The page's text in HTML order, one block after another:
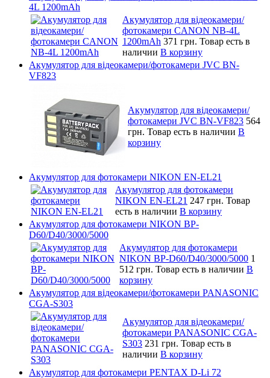
4L 1200mAh
Акумулятор для відеокамери/
фотокамери CANON NB-4L
1200mAh 371 грн. Товар есть в
наличии В корзину
Акумулятор для відеокамери/фотокамери JVC BN-
VF823
Акумулятор для відеокамери/
фотокамери JVC BN-VF823 564
грн. Товар есть в наличии В
корзину
Акумулятор для фотокамери NIKON EN-EL21
Акумулятор для фотокамери
NIKON EN-EL21 247 грн. Товар
есть в наличии В корзину
Акумулятор для фотокамери NIKON BP-
D60/D40/3000/5000
Акумулятор для фотокамери
NIKON BP-D60/D40/3000/5000 1
512 грн. Товар есть в наличии В
корзину
Акумулятор для відеокамери/фотокамери PANASONIC
CGA-S303
Акумулятор для відеокамери/
фотокамери PANASONIC CGA-
S303 231 грн. Товар есть в
наличии В корзину
Акумулятор для фотокамери PENTAX D-Li 72